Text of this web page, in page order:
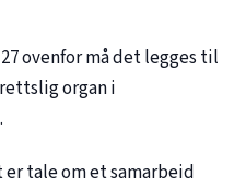
ovenfor må det legges til
organ i
tale om et samarbeid